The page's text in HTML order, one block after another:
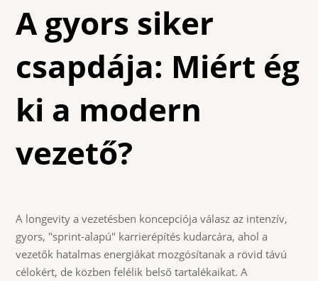
A gyors siker
csapdája: Miért ég
ki a modern
vezető?
A longevity a vezetésben koncepciója válasz az intenzív,
gyors, "sprint-alapú" karrierépítés kudarcára, ahol a
vezetők hatalmas energiákat mozgósítanak a rövid távú
célokért, de közben felélik belső tartalékaikat. A